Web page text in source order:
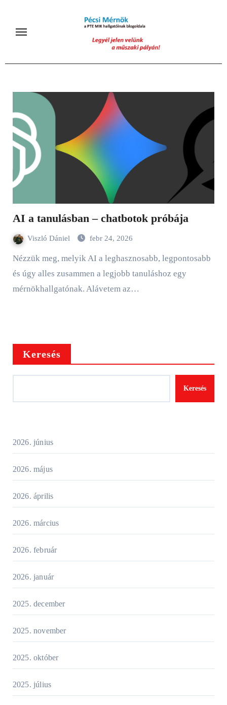
content
AI a tanulásban – chatbotok próbája
Viszló Dániel febr 24, 2026
Nézzük meg, melyik AI a leghasznosabb, legpontosabb
és úgy alles zusammen a legjobb tanuláshoz egy
mérnökhallgatónak. Alávetem az…
Keresés
Keresés
2026. június
2026. május
2026. április
2026. március
2026. február
2026. január
2025. december
2025. november
2025. október
2025. július